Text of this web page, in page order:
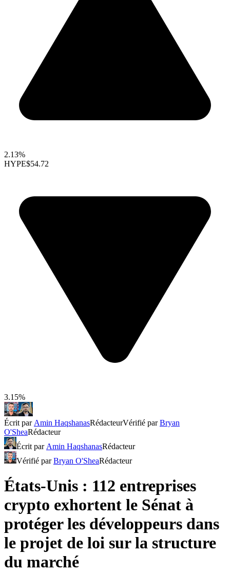
2.13%
HYPE$54.72
3.15%
Écrit par Amin HaqshanasRédacteurVérifié parBryan
O'SheaRédacteur
Écrit par Amin HaqshanasRédacteur
Vérifié parBryan O'SheaRédacteur
États-Unis : 112 entreprises
crypto exhortent le Sénat à
protéger les développeurs dans
le projet de loi sur la structure
du marché